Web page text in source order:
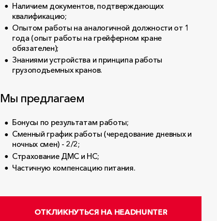
Наличием документов, подтверждающих
квалификацию;
Опытом работы на аналогичной должности от 1
года (опыт работы на грейферном кране
обязателен);
Знаниями устройства и принципа работы
грузоподъемных кранов.
Мы предлагаем
Бонусы по результатам работы;
Сменный график работы (чередование дневных и
ночных смен) - 2/2;
Страхование ДМС и НС;
Частичную компенсацию питания.
ОТКЛИКНУТЬСЯ НА HEADHUNTER